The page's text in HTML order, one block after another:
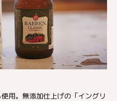
用。無添加仕上げの「イングリ